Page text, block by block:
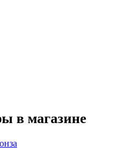
в магазине